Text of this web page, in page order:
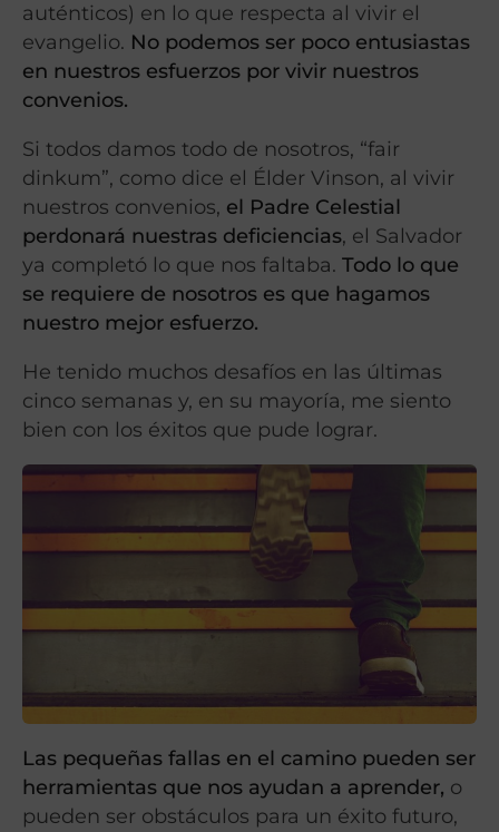
auténticos) en lo que respecta al vivir el
evangelio. No podemos ser poco entusiastas
en nuestros esfuerzos por vivir nuestros
convenios.
Si todos damos todo de nosotros, “fair
dinkum”, como dice el Élder Vinson, al vivir
nuestros convenios, el Padre Celestial
perdonará nuestras deficiencias, el Salvador
ya completó lo que nos faltaba. Todo lo que
se requiere de nosotros es que hagamos
nuestro mejor esfuerzo.
He tenido muchos desafíos en las últimas
cinco semanas y, en su mayoría, me siento
bien con los éxitos que pude lograr.
Las pequeñas fallas en el camino pueden ser
herramientas que nos ayudan a aprender, o
pueden ser obstáculos para un éxito futuro,